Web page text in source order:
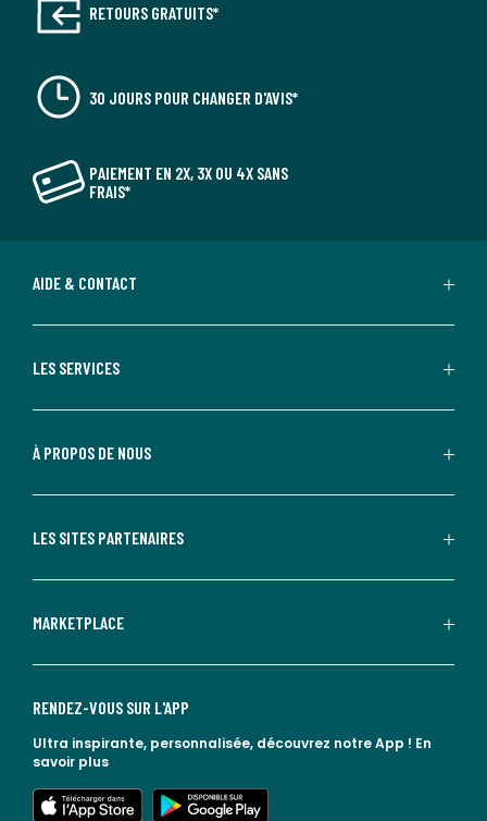
RETOURS GRATUITS*
30 JOURS POUR CHANGER D'AVIS*
PAIEMENT EN 2X, 3X OU 4X SANS
FRAIS*
AIDE & CONTACT
LES SERVICES
À PROPOS DE NOUS
LES SITES PARTENAIRES
MARKETPLACE
RENDEZ-VOUS SUR L'APP
Ultra inspirante, personnalisée, découvrez notre App ! En
savoir plus
lien vers l'app store
lien vers google play